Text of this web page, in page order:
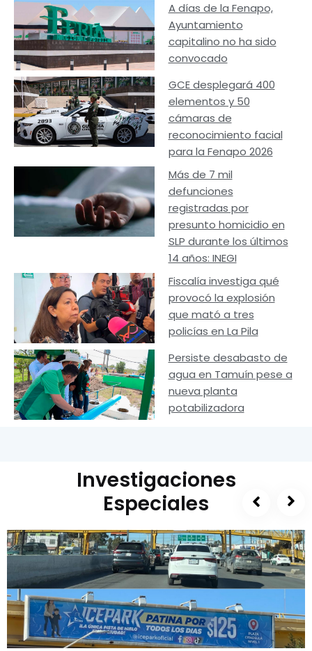
A días de la Fenapo,
Ayuntamiento
capitalino no ha sido
convocado
GCE desplegará 400
elementos y 50
cámaras de
reconocimiento facial
para la Fenapo 2026
Más de 7 mil
defunciones
registradas por
presunto homicidio en
SLP durante los últimos
14 años: INEGI
Fiscalía investiga qué
provocó la explosión
que mató a tres
policías en La Pila
Persiste desabasto de
agua en Tamuín pese a
nueva planta
potabilizadora
Investigaciones
Especiales